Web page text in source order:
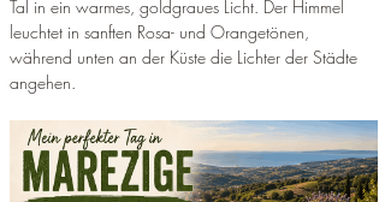
Tal in ein warmes, goldgraues Licht. Der Himmel
leuchtet in sanften Rosa- und Orangetönen,
während unten an der Küste die Lichter der Städte
angehen.